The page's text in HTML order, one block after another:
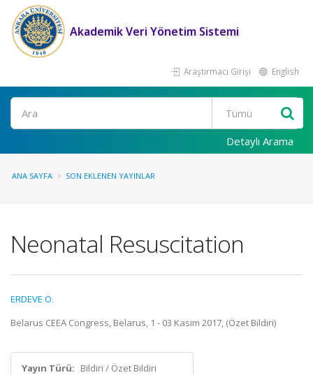
Akademik Veri Yönetim Sistemi
Araştırmacı Girişi English
Ara
Detaylı Arama
ANA SAYFA SON EKLENEN YAYINLAR
Neonatal Resuscitation
ERDEVE Ö.
Belarus CEEA Congress, Belarus, 1 - 03 Kasım 2017, (Özet Bildiri)
Yayın Türü: Bildiri / Özet Bildiri